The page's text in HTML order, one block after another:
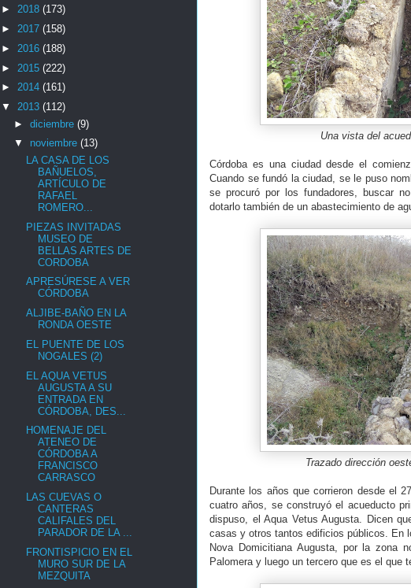
Una vista del
Córdoba es una ciudad desde el
Cuando se fundó la ciudad, se le puso
se procuró por los fundadores, buscar
dotarlo también de un abastecimiento de
Trazado dirección
Durante los años que corrieron desde el
cuatro años, se construyó el acueducto
dispuso, el Aqua Vetus Augusta. Dicen
casas y otros tantos edificios públicos. En
Nova Domicitiana Augusta, por la zona
Palomera y luego un tercero que es el que
► 2018 (173)
► 2017 (158)
► 2016 (188)
► 2015 (222)
► 2014 (161)
▼ 2013 (112)
► diciembre (9)
▼ noviembre (13)
LA CASA DE LOS
BAÑUELOS,
ARTÍCULO DE
RAFAEL
ROMERO...
PIEZAS INVITADAS
MUSEO DE
BELLAS ARTES DE
CORDOBA
APRESÚRESE A VER
CÓRDOBA
ALJIBE-BAÑO EN LA
RONDA OESTE
EL PUENTE DE LOS
NOGALES (2)
EL AQUA VETUS
AUGUSTA A SU
ENTRADA EN
CÓRDOBA, DES...
HOMENAJE DEL
ATENEO DE
CÓRDOBA A
FRANCISCO
CARRASCO
LAS CUEVAS O
CANTERAS
CALIFALES DEL
PARADOR DE LA ...
FRONTISPICIO EN EL
MURO SUR DE LA
MEZQUITA